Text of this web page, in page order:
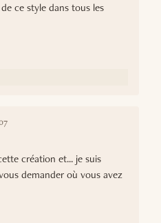
ce style dans tous les
création et... je suis
demander où vous avez